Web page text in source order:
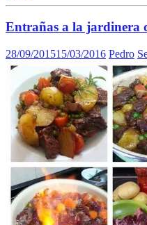
Entrañas a la jardinera
28/09/201515/03/2016 Pedro